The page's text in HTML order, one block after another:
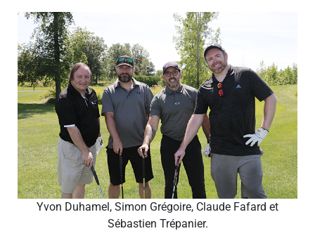
Yvon Duhamel, Simon Grégoire, Claude Fafard et
Sébastien Trépanier.